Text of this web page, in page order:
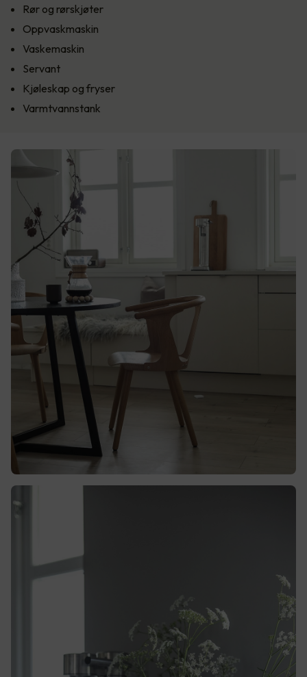
Rør og rørskjøter
Oppvaskmaskin
Vaskemaskin
Servant
Kjøleskap og fryser
Varmtvannstank